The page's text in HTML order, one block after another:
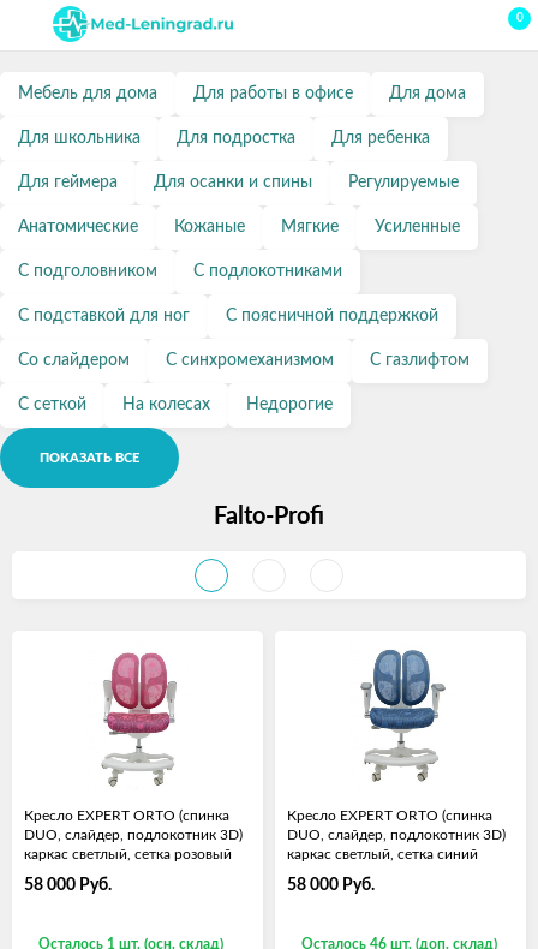
0
Мебель для дома Для работы в офисе Для дома
Для школьника Для подростка Для ребенка
Для геймера Для осанки и спины Регулируемые
Анатомические Кожаные Мягкие Усиленные
С подголовником С подлокотниками
С подставкой для ног С поясничной поддержкой
Со слайдером С синхромеханизмом С газлифтом
С сеткой На колесах Недорогие
ПОКАЗАТЬ ВСЕ
Falto-Profi
Кресло EXPERT ORTO (спинка
DUO, слайдер, подлокотник 3D)
каркас светлый, сетка розовый
58 000 Руб.
Осталось 1 шт. (осн. склад)
Кресло EXPERT ORTO (спинка
DUO, слайдер, подлокотник 3D)
каркас светлый, сетка синий
58 000 Руб.
Осталось 46 шт. (доп. склад)